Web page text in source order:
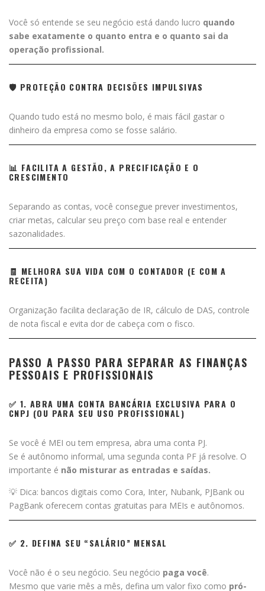
Você só entende se seu negócio está dando lucro quando
sabe exatamente o quanto entra e o quanto sai da
operação profissional.
🛡️ PROTEÇÃO CONTRA DECISÕES IMPULSIVAS
Quando tudo está no mesmo bolo, é mais fácil gastar o
dinheiro da empresa como se fosse salário.
📊 FACILITA A GESTÃO, A PRECIFICAÇÃO E O
CRESCIMENTO
Separando as contas, você consegue prever investimentos,
criar metas, calcular seu preço com base real e entender
sazonalidades.
🧾 MELHORA SUA VIDA COM O CONTADOR (E COM A
RECEITA)
Organização facilita declaração de IR, cálculo de DAS, controle
de nota fiscal e evita dor de cabeça com o fisco.
PASSO A PASSO PARA SEPARAR AS FINANÇAS
PESSOAIS E PROFISSIONAIS
✅ 1. ABRA UMA CONTA BANCÁRIA EXCLUSIVA PARA O
CNPJ (OU PARA SEU USO PROFISSIONAL)
Se você é MEI ou tem empresa, abra uma conta PJ.
Se é autônomo informal, uma segunda conta PF já resolve. O
importante é não misturar as entradas e saídas.
💡 Dica: bancos digitais como Cora, Inter, Nubank, PJBank ou
PagBank oferecem contas gratuitas para MEIs e autônomos.
✅ 2. DEFINA SEU “SALÁRIO” MENSAL
Você não é o seu negócio. Seu negócio paga você.
Mesmo que varie mês a mês, defina um valor fixo como pró-